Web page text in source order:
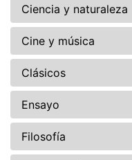
Ciencia y naturaleza
Cine y música
Clásicos
Ensayo
Filosofía